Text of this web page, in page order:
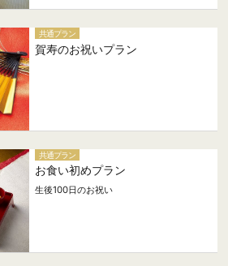
共通プラン
賀寿のお祝いプラン
共通プラン
お食い初めプラン
生後100日のお祝い